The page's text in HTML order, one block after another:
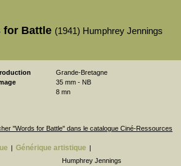
for Battle (1941) Humphrey Jennings
Grande-Bretagne
35 mm - NB
8 mn
"Words for Battle" dans le catalogue Ciné-Ressources
| Générique artistique |
Humphrey Jennings